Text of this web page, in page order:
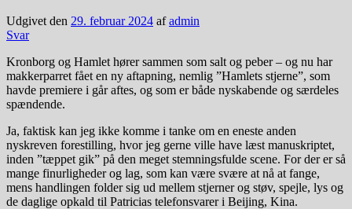
Udgivet den 29. februar 2024 afadmin
Svar
Kronborg og Hamlet hører sammen som salt og peber – og nu har
makkerparret fået en ny aftapning, nemlig ”Hamlets stjerne”, som
havde premiere i går aftes, og som er både nyskabende og særdeles
spændende.
Ja, faktisk kan jeg ikke komme i tanke om en eneste anden
nyskreven forestilling, hvor jeg gerne ville have læst manuskriptet,
inden ”tæppet gik” på den meget stemningsfulde scene. For der er så
mange finurligheder og lag, som kan være svære at nå at fange,
mens handlingen folder sig ud mellem stjerner og støv, spejle, lys og
de daglige opkald til Patricias telefonsvarer i Beijing, Kina.